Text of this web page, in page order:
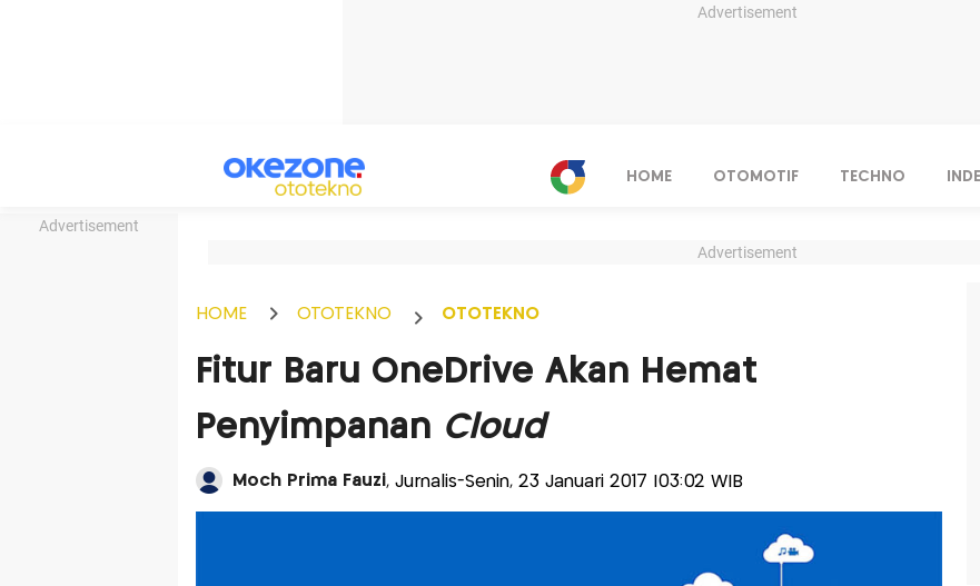
Advertisement
Advertisement
HOME OTOMOTIF TECHNO
Advertisement
HOME OTOTEKNO OTOTEKNO
Fitur Baru OneDrive Akan Hemat
Penyimpanan Cloud
Moch Prima Fauzi, Jurnalis-Senin, 23 Januari 2017 |03:02 WIB